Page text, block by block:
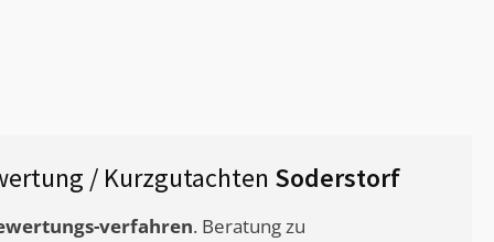
/ Kurzgutachten Soderstorf
verfahren. Beratung zu